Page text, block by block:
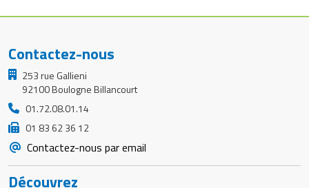
Contactez-nous
253 rue Gallieni
92100 Boulogne Billancourt
01.72.08.01.14
01 83 62 36 12
Contactez-nous par email
Découvrez